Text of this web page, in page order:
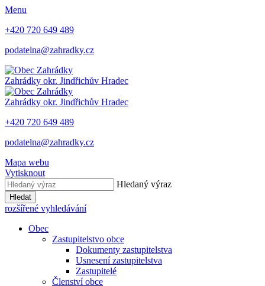
Menu
+420 720 649 489
podatelna@zahradky.cz
Zahrádky okr. Jindřichův Hradec
Zahrádky okr. Jindřichův Hradec
+420 720 649 489
podatelna@zahradky.cz
Mapa webu
Vytisknout
Hledaný výraz
Hledat
rozšířené vyhledávání
Obec
Zastupitelstvo obce
Dokumenty zastupitelstva
Usnesení zastupitelstva
Zastupitelé
Členství obce